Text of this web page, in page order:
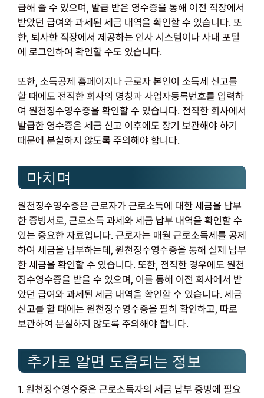
급해 줄 수 있으며, 발급 받은 영수증을 통해 이전 직장에서
받았던 급여와 과세된 세금 내역을 확인할 수 있습니다. 또
한, 퇴사한 직장에서 제공하는 인사 시스템이나 사내 포털
에 로그인하여 확인할 수도 있습니다.
또한, 소득공제 홈페이지나 근로자 본인이 소득세 신고를
할 때에도 전직한 회사의 명칭과 사업자등록번호를 입력하
여 원천징수영수증을 확인할 수 있습니다. 전직한 회사에서
발급한 영수증은 세금 신고 이후에도 장기 보관해야 하기
때문에 분실하지 않도록 주의해야 합니다.
마치며
원천징수영수증은 근로자가 근로소득에 대한 세금을 납부
한 증빙서로, 근로소득 과세와 세금 납부 내역을 확인할 수
있는 중요한 자료입니다. 근로자는 매월 근로소득세를 공제
하여 세금을 납부하는데, 원천징수영수증을 통해 실제 납부
한 세금을 확인할 수 있습니다. 또한, 전직한 경우에도 원천
징수영수증을 받을 수 있으며, 이를 통해 이전 회사에서 받
았던 급여와 과세된 세금 내역을 확인할 수 있습니다. 세금
신고를 할 때에는 원천징수영수증을 필히 확인하고, 따로
보관하여 분실하지 않도록 주의해야 합니다.
추가로 알면 도움되는 정보
1. 원천징수영수증은 근로소득자의 세금 납부 증빙에 필요